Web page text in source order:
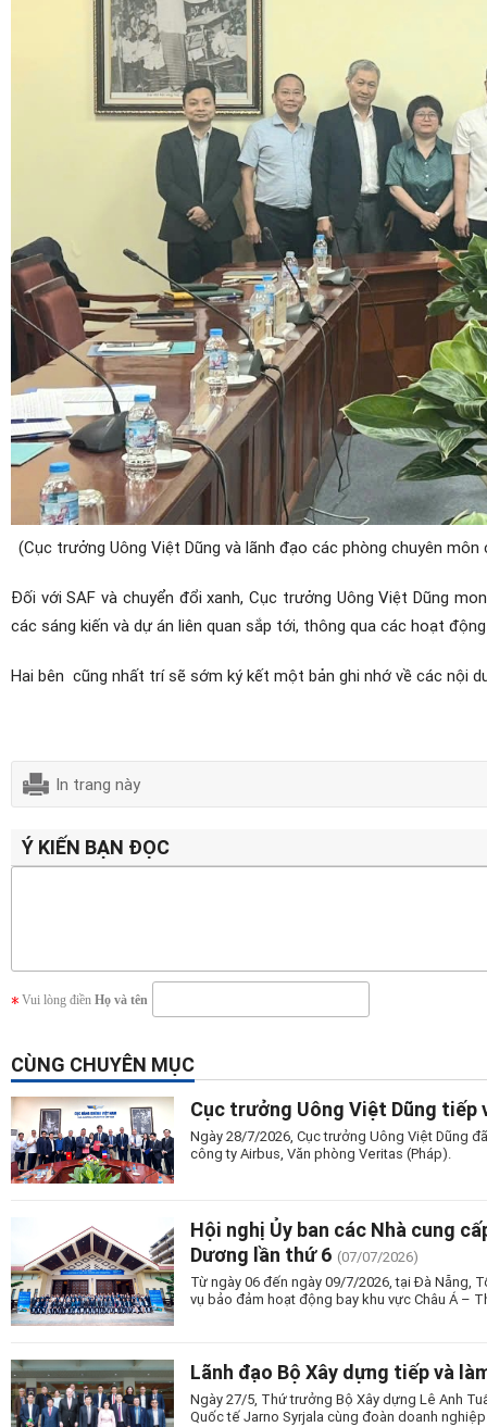
(Cục trưởng Uông Việt Dũng và lãnh đạo các phòng chuyên
Đối với SAF và chuyển đổi xanh, Cục trưởng Uông Việt Dũng
các sáng kiến và dự án liên quan sắp tới, thông qua các hoạt
Hai bên cũng nhất trí sẽ sớm ký kết một bản ghi nhớ về các nội
In trang này
Ý KIẾN BẠN ĐỌC
Vui lòng điền Họ và tên
CÙNG CHUYÊN MỤC
Cục trưởng Uông Việt Dũng tiếp
Ngày 28/7/2026, Cục trưởng Uông Việt Dũng
công ty Airbus, Văn phòng Veritas (Pháp).
Hội nghị Ủy ban các Nhà cung
Dương lần thứ 6 (07/07/2026)
Từ ngày 06 đến ngày 09/7/2026, tại Đà Nẵng,
vụ bảo đảm hoạt động bay khu vực Châu Á –
Lãnh đạo Bộ Xây dựng tiếp và
Ngày 27/5, Thứ trưởng Bộ Xây dựng Lê Anh
Quốc tế Jarno Syrjala cùng đoàn doanh